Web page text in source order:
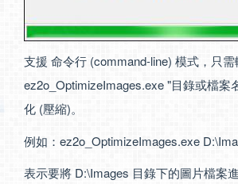
支援 命令行 (command-line) 模式，只需
ez2o_OptimizeImages.exe "目錄或檔案
化 (壓縮)。
例如：ez2o_OptimizeImages.exe
表示要將 D:\Images 目錄下的圖片檔案